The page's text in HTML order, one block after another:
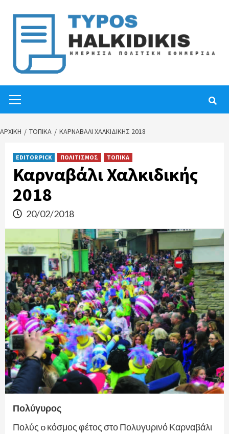
content
Menu
ΑΡΧΙΚΉ ΤΟΠΙΚΑ ΚΑΡΝΑΒΆΛΙ ΧΑΛΚΙΔΙΚΉΣ 2018
EDITOR PICK ΠΟΛΙΤΙΣΜΟΣ ΤΟΠΙΚΑ
Καρναβάλι Χαλκιδικής
2018
20/02/2018
Πολύγυρος
Πολύς o κόσμος φέτος στο Πολυγυρινό Καρναβάλι